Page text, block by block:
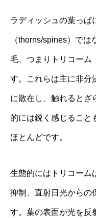
ラディッシュの葉っぱ
（thorns/spines）で
毛、つまりトリコーム
す。これらは主に非分
に散在し、触れるとざ
的には鋭く感じること
ほとんどです。
生態的にはトリコーム
抑制、直射日光からの
す。葉の表面が光を反